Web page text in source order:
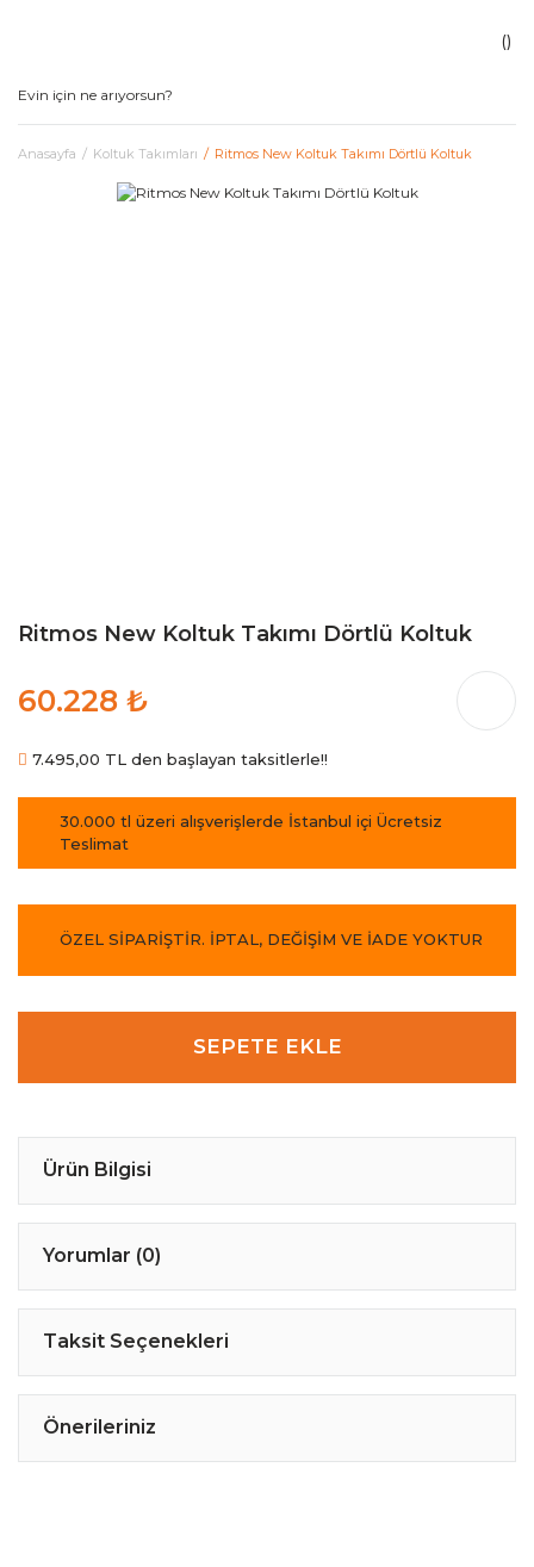
Anasayfa Koltuk Takımları Ritmos New Koltuk Takımı Dörtlü Koltuk
Ritmos New Koltuk Takımı Dörtlü Koltuk
60.228 ₺
7.495,00 TL den başlayan taksitlerle!!
30.000 tl üzeri alışverişlerde İstanbul içi Ücretsiz
Teslimat
ÖZEL SİPARİŞTİR. İPTAL, DEĞİŞİM VE İADE YOKTUR
SEPETE EKLE
Ürün Bilgisi
Yorumlar (0)
Taksit Seçenekleri
Önerileriniz